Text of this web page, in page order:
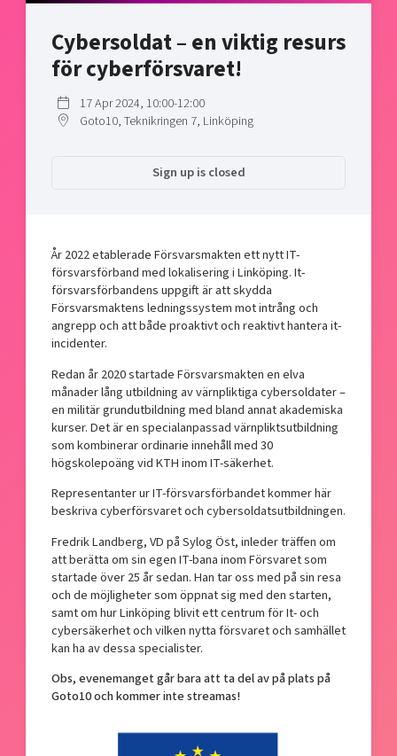
Bright East
East Sweden Tech Women
Talent & skills
Startup & industry collaboration
Offers to boost your business
Funding opportunities
Projects
Publications
Project toolbox
Locations
Today's lunch in Mjärdevi
Cybersoldat – en viktig resurs
för cyberförsvaret!
17 Apr 2024, 10:00-12:00
Goto10, Teknikringen 7, Linköping
Sign up is closed
År 2022 etablerade Försvarsmakten ett nytt IT-
försvarsförband med lokalisering i Linköping. It-
försvarsförbandens uppgift är att skydda
Försvarsmaktens ledningssystem mot intrång och
angrepp och att både proaktivt och reaktivt hantera it-
incidenter.
Redan år 2020 startade Försvarsmakten en elva
månader lång utbildning av värnpliktiga cybersoldater –
en militär grundutbildning med bland annat akademiska
kurser. Det är en specialanpassad värnpliktsutbildning
som kombinerar ordinarie innehåll med 30
högskolepoäng vid KTH inom IT-säkerhet.
Representanter ur IT-försvarsförbandet kommer här
beskriva cyberförsvaret och cybersoldatsutbildningen.
Fredrik Landberg, VD på Sylog Öst, inleder träffen om
att berätta om sin egen IT-bana inom Försvaret som
startade över 25 år sedan. Han tar oss med på sin resa
och de möjligheter som öppnat sig med den starten,
samt om hur Linköping blivit ett centrum för It- och
cybersäkerhet och vilken nytta försvaret och samhället
kan ha av dessa specialister.
Obs, evenemanget går bara att ta del av på plats på
Goto10 och kommer inte streamas!